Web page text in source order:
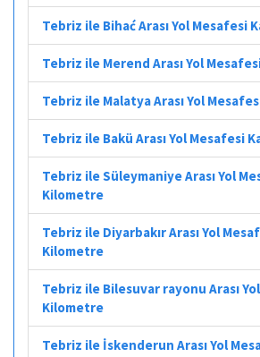
Tebriz ile Bihać Arası Yol Mesafesi
Tebriz ile Merend Arası Yol
Tebriz ile Malatya Arası Yol
Tebriz ile Bakü Arası Yol Mesafesi
Tebriz ile Süleymaniye Arası Yol
Kilometre
Tebriz ile Diyarbakır Arası Yol
Kilometre
Tebriz ile Bilesuvar rayonu Arası
Kilometre
Tebriz ile İskenderun Arası Yol